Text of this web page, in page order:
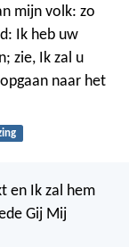
mijn volk: zo
Ik heb uw
zie, Ik zal u
naar het
en Ik zal hem
Gij Mij